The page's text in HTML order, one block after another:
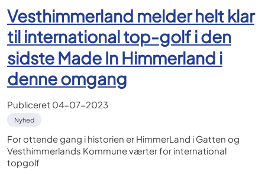
Vesthimmerland melder helt klar
til international top-golf i den
sidste Made In Himmerland i
denne omgang
Publiceret 04-07-2023
Nyhed
For ottende gang i historien er HimmerLand i Gatten og
Vesthimmerlands Kommune værter for international
topgolf